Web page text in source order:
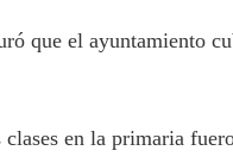
que el ayuntamiento
en la primaria